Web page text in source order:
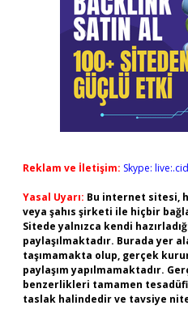
Reklam ve İletişim: Skype:
Yasal Uyarı: Bu internet sitesi,
veya şahıs şirketi ile hiçbir
Sitede yalnızca kendi
paylaşılmaktadır. Burada yer
taşımamakta olup, gerçek
paylaşım yapılmamaktadır.
benzerlikleri tamamen
taslak halindedir ve tavsiye